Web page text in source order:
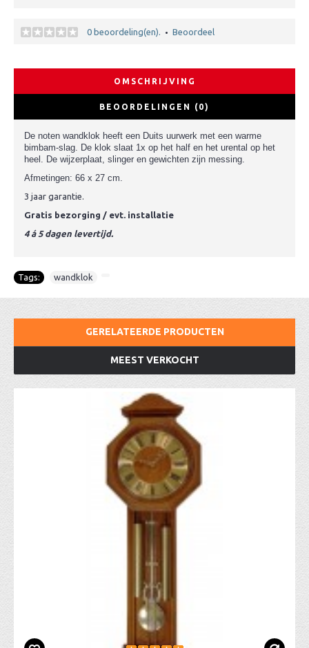
0 beoordeling(en). • Beoordeel
OMSCHRIJVING
BEOORDELINGEN (0)
De noten wandklok heeft een Duits uurwerk met een warme
bimbam-slag. De klok slaat 1x op het half en het urental op het
heel. De wijzerplaat, slinger en gewichten zijn messing.
Afmetingen: 66 x 27 cm.
3 jaar garantie.
Gratis bezorging / evt. installatie
4 á 5 dagen levertijd.
Tags: wandklok
GERELATEERDE PRODUCTEN
MEEST VERKOCHT